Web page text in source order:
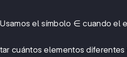
el símbolo ∈ cuando el
cuántos elementos diferentes